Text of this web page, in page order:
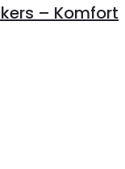
– Komfort